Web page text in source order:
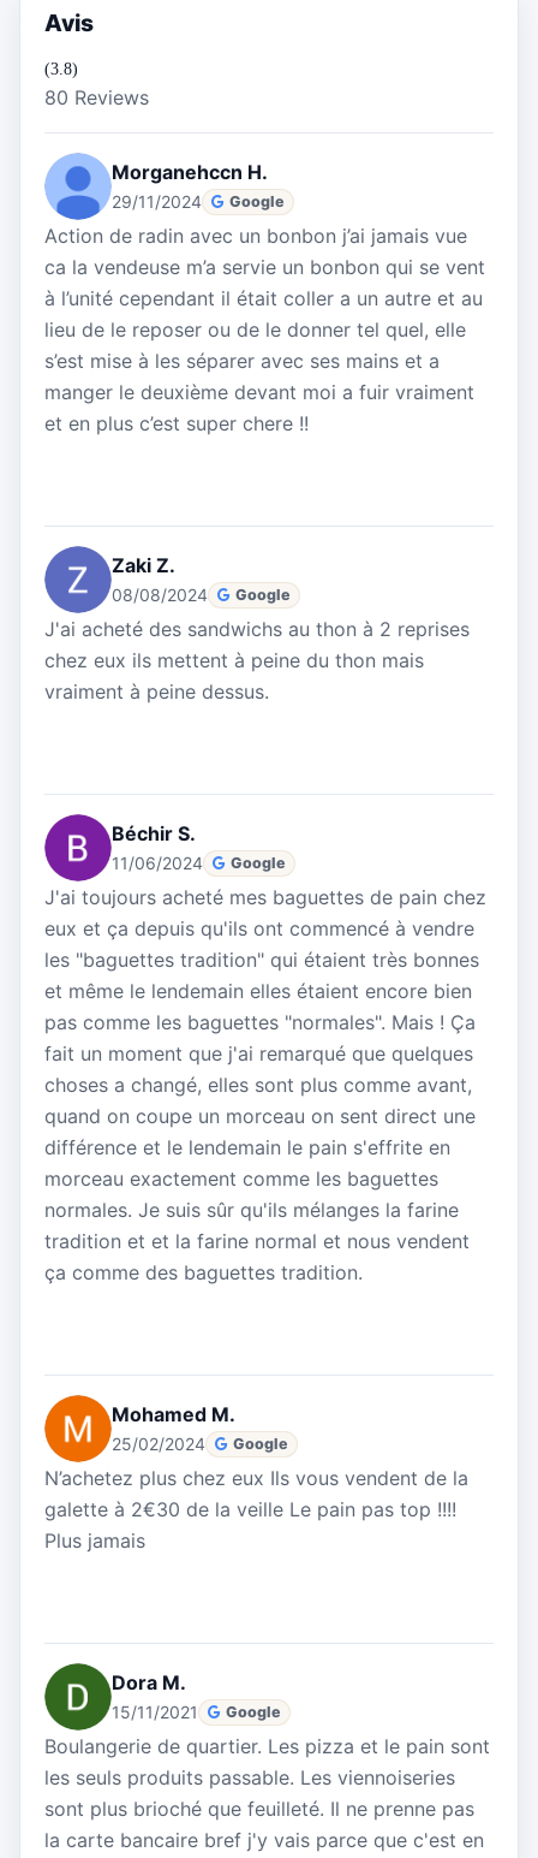
Avis
(3.8)
80 Reviews
Morganehccn H.
29/11/2024 Google
Action de radin avec un bonbon j’ai jamais vue
ca la vendeuse m’a servie un bonbon qui se vent
à l’unité cependant il était coller a un autre et au
lieu de le reposer ou de le donner tel quel, elle
s’est mise à les séparer avec ses mains et a
manger le deuxième devant moi a fuir vraiment
et en plus c’est super chere !!
Zaki Z.
08/08/2024 Google
J'ai acheté des sandwichs au thon à 2 reprises
chez eux ils mettent à peine du thon mais
vraiment à peine dessus.
Béchir S.
11/06/2024 Google
J'ai toujours acheté mes baguettes de pain chez
eux et ça depuis qu'ils ont commencé à vendre
les "baguettes tradition" qui étaient très bonnes
et même le lendemain elles étaient encore bien
pas comme les baguettes "normales". Mais ! Ça
fait un moment que j'ai remarqué que quelques
choses a changé, elles sont plus comme avant,
quand on coupe un morceau on sent direct une
différence et le lendemain le pain s'effrite en
morceau exactement comme les baguettes
normales. Je suis sûr qu'ils mélanges la farine
tradition et et la farine normal et nous vendent
ça comme des baguettes tradition.
Mohamed M.
25/02/2024 Google
N’achetez plus chez eux Ils vous vendent de la
galette à 2€30 de la veille Le pain pas top !!!!
Plus jamais
Dora M.
15/11/2021 Google
Boulangerie de quartier. Les pizza et le pain sont
les seuls produits passable. Les viennoiseries
sont plus brioché que feuilleté. Il ne prenne pas
la carte bancaire bref j'y vais parce que c'est en